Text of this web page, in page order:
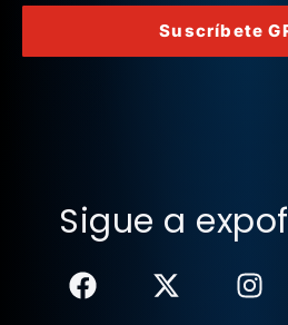
Suscríbete
Sigue a